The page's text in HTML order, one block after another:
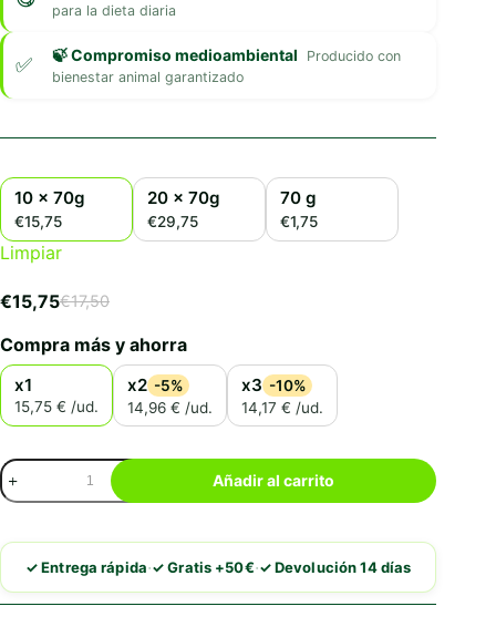
para la dieta diaria
🍃 Compromiso medioambiental
Producido con
bienestar animal garantizado
10 x 70g
€15,75
20 x 70g
€29,75
70 g
€1,75
Limpiar
€17,50
El
precio
original
€17,50.
€15,75El
precio
actual
€15,75.
Compra más y ahorra
x1
15,75 € /ud.
x2 -5%
14,96 € /ud.
x3 -10%
14,17 € /ud.
Schesir
Atún
Con
En
Gelatina
cantidad
Añadir al carrito
✓ Entrega rápida·✓ Gratis +50€·✓ Devolución 14 días